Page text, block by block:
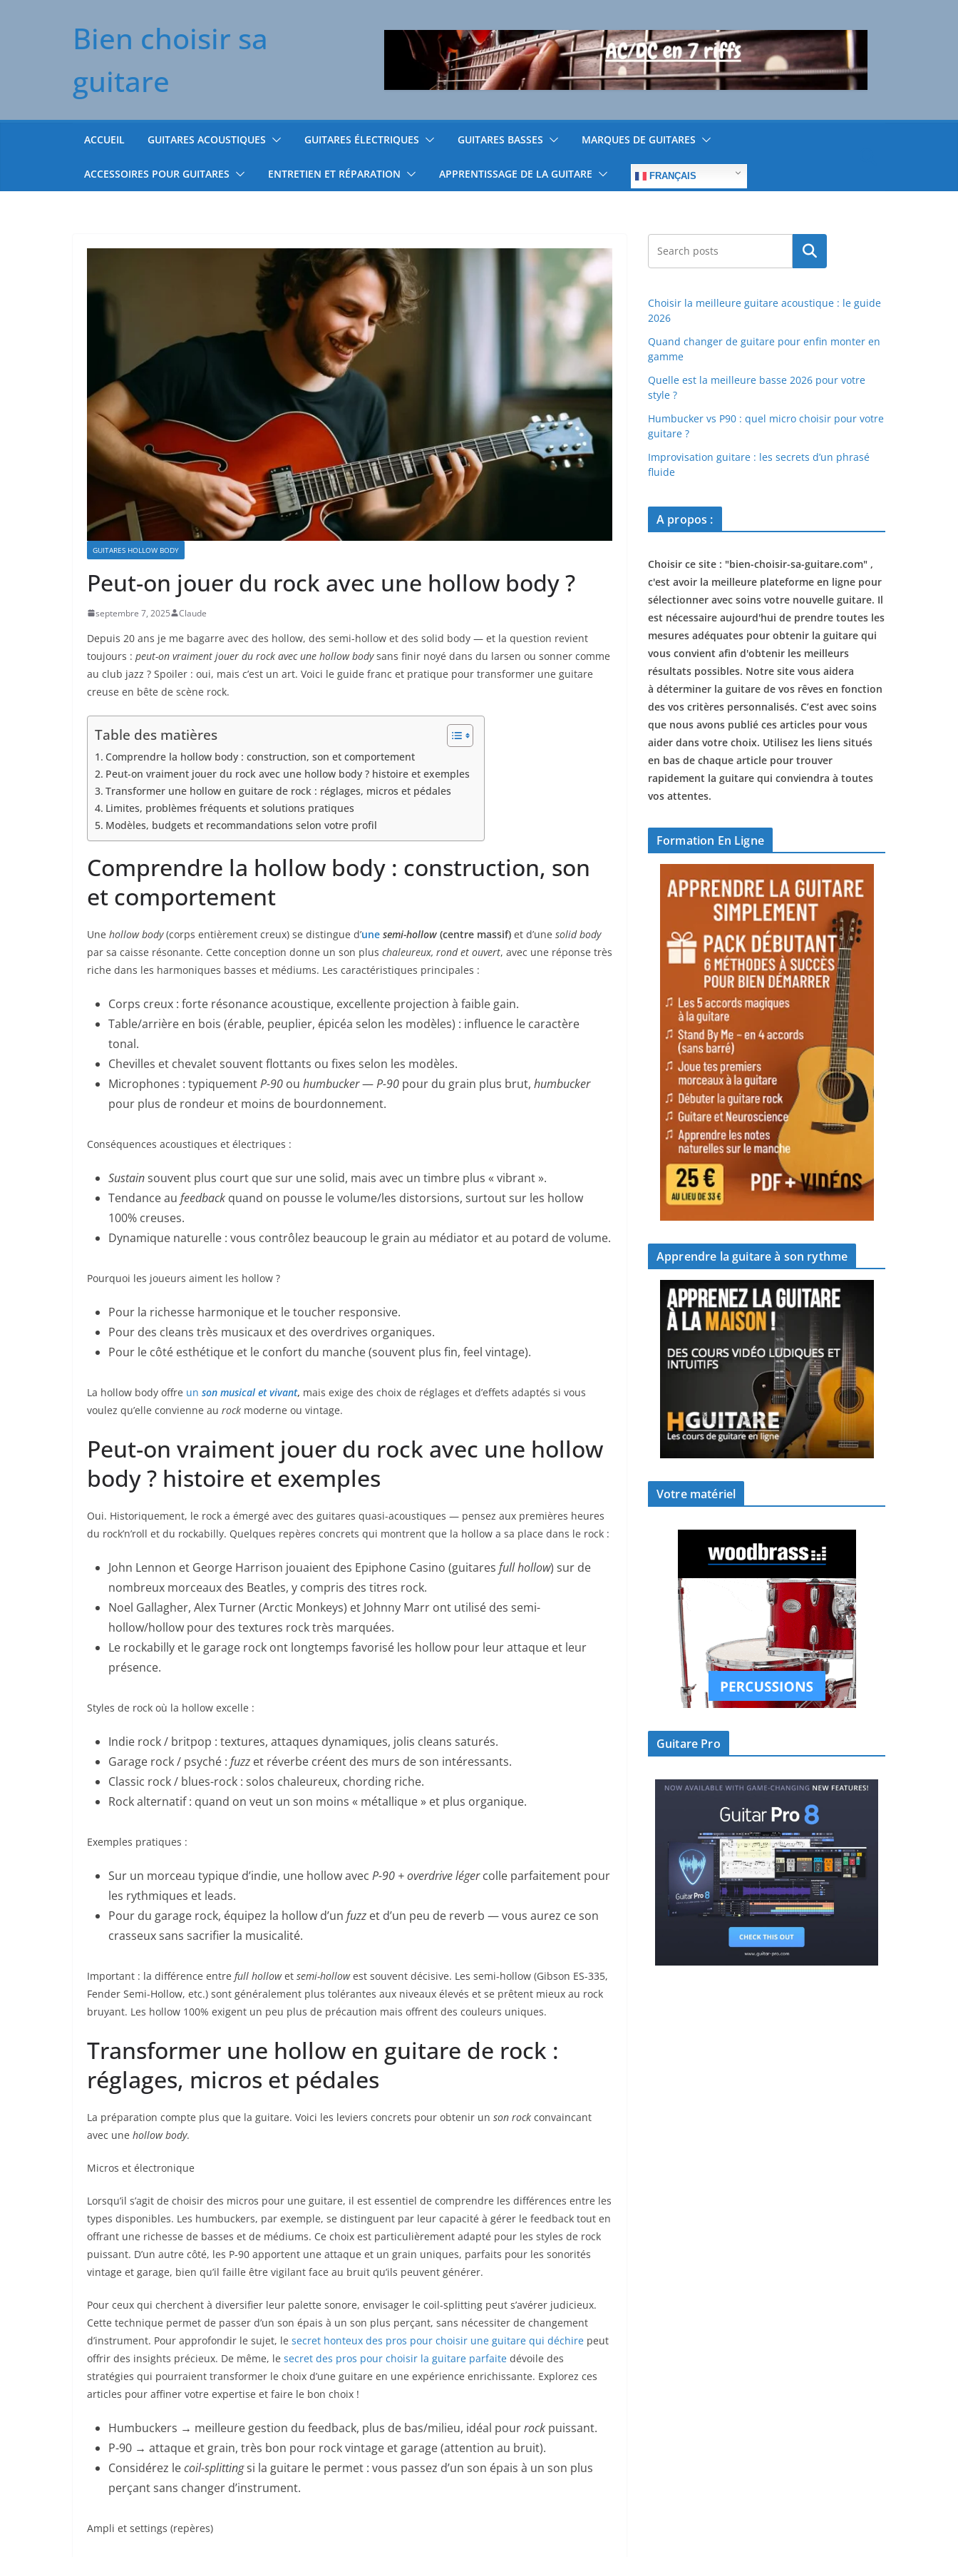
Bien choisir sa
guitare
ACCUEIL GUITARES ACOUSTIQUES GUITARES ÉLECTRIQUES GUITARES BASSES MARQUES DE GUITARES
ACCESSOIRES POUR GUITARES ENTRETIEN ET RÉPARATION APPRENTISSAGE DE LA GUITARE FRANÇAIS
GUITARES HOLLOW BODY
Peut-on jouer du rock avec une hollow body ?
septembre 7, 2025 Claude
Depuis 20 ans je me bagarre avec des hollow, des semi-hollow et des solid body — et la question revient
toujours : peut-on vraiment jouer du rock avec une hollow bodysans finir noyé dans du larsen ou sonner comme
au club jazz ? Spoiler : oui, mais c’est un art. Voici le guide franc et pratique pour transformer une guitare
creuse en bête de scène rock.
Table des matières
Comprendre la hollow body : construction, son et comportement
Peut-on vraiment jouer du rock avec une hollow body ? histoire et exemples
Transformer une hollow en guitare de rock : réglages, micros et pédales
Limites, problèmes fréquents et solutions pratiques
Modèles, budgets et recommandations selon votre profil
Comprendre la hollow body : construction, son
et comportement
Une hollow body(corps entièrement creux) se distingue d’une semi-hollow (centre massif) et d’une solid body
par sa caisse résonante. Cette conception donne un son plus chaleureux, rond et ouvert, avec une réponse très
riche dans les harmoniques basses et médiums. Les caractéristiques principales :
Corps creux : forte résonance acoustique, excellente projection à faible gain.
Table/arrière en bois (érable, peuplier, épicéa selon les modèles) : influence le caractère
tonal.
Chevilles et chevalet souvent flottants ou fixes selon les modèles.
Microphones : typiquementP-90 ou humbucker—P-90 pour du grain plus brut, humbucker
pour plus de rondeur et moins de bourdonnement.
Conséquences acoustiques et électriques :
Sustainsouvent plus court que sur une solid, mais avec un timbre plus « vibrant ».
Tendance au feedback quand on pousse le volume/les distorsions, surtout sur les hollow
100% creuses.
Dynamique naturelle : vous contrôlez beaucoup le grain au médiator et au potard de volume.
Pourquoi les joueurs aiment les hollow ?
Pour la richesse harmonique et le toucher responsive.
Pour des cleans très musicaux et des overdrives organiques.
Pour le côté esthétique et le confort du manche (souvent plus fin, feel vintage).
La hollow body offre un son musical et vivant, mais exige des choix de réglages et d’effets adaptés si vous
voulez qu’elle convienne au rock moderne ou vintage.
Peut-on vraiment jouer du rock avec une hollow
body ? histoire et exemples
Oui. Historiquement, le rock a émergé avec des guitares quasi-acoustiques — pensez aux premières heures
du rock’n’roll et du rockabilly. Quelques repères concrets qui montrent que la hollow a sa place dans le rock :
John Lennon et George Harrison jouaient des Epiphone Casino (guitares full hollow) sur de
nombreux morceaux des Beatles, y compris des titres rock.
Noel Gallagher, Alex Turner (Arctic Monkeys) et Johnny Marr ont utilisé des semi-
hollow/hollow pour des textures rock très marquées.
Le rockabilly et le garage rock ont longtemps favorisé les hollow pour leur attaque et leur
présence.
Styles de rock où la hollow excelle :
Indie rock / britpop : textures, attaques dynamiques, jolis cleans saturés.
Garage rock / psyché : fuzz et réverbe créent des murs de son intéressants.
Classic rock / blues-rock : solos chaleureux, chording riche.
Rock alternatif : quand on veut un son moins « métallique » et plus organique.
Exemples pratiques :
Sur un morceau typique d’indie, une hollow avec P-90 + overdrive légercolle parfaitement pour
les rythmiques et leads.
Pour du garage rock, équipez la hollow d’un fuzz et d’un peu de reverb — vous aurez ce son
crasseux sans sacrifier la musicalité.
Important : la différence entre full hollowet semi-hollowest souvent décisive. Les semi-hollow (Gibson ES-335,
Fender Semi-Hollow, etc.) sont généralement plus tolérantes aux niveaux élevés et se prêtent mieux au rock
bruyant. Les hollow 100% exigent un peu plus de précaution mais offrent des couleurs uniques.
Transformer une hollow en guitare de rock :
réglages, micros et pédales
La préparation compte plus que la guitare. Voici les leviers concrets pour obtenir un son rock convaincant
avec une hollow body.
Micros et électronique
Lorsqu’il s’agit de choisir des micros pour une guitare, il est essentiel de comprendre les différences entre les
types disponibles. Les humbuckers, par exemple, se distinguent par leur capacité à gérer le feedback tout en
offrant une richesse de basses et de médiums. Ce choix est particulièrement adapté pour les styles de rock
puissant. D’un autre côté, les P-90 apportent une attaque et un grain uniques, parfaits pour les sonorités
vintage et garage, bien qu’il faille être vigilant face au bruit qu’ils peuvent générer.
Pour ceux qui cherchent à diversifier leur palette sonore, envisager le coil-splitting peut s’avérer judicieux.
Cette technique permet de passer d’un son épais à un son plus perçant, sans nécessiter de changement
d’instrument. Pour approfondir le sujet, le secret honteux des pros pour choisir une guitare qui déchire peut
offrir des insights précieux. De même, le secret des pros pour choisir la guitare parfaite dévoile des
stratégies qui pourraient transformer le choix d’une guitare en une expérience enrichissante. Explorez ces
articles pour affiner votre expertise et faire le bon choix !
Humbuckers → meilleure gestion du feedback, plus de bas/milieu, idéal pourrock puissant.
P-90 → attaque et grain, très bon pour rock vintage et garage (attention au bruit).
Considérez lecoil-splittingsi la guitare le permet : vous passez d’un son épais à un son plus
perçant sans changer d’instrument.
Ampli et settings (repères)
Rechercher
Choisir la meilleure guitare acoustique : le guide
2026
Quand changer de guitare pour enfin monter en
gamme
Quelle est la meilleure basse 2026 pour votre
style ?
Humbucker vs P90 : quel micro choisir pour votre
guitare ?
Improvisation guitare : les secrets d’un phrasé
fluide
A propos :
Choisir ce site : "bien-choisir-sa-guitare.com" ,
c'est avoir la meilleure plateforme en ligne pour
sélectionner avec soins votre nouvelle guitare. Il
est nécessaire aujourd'hui de prendre toutes les
mesures adéquates pour obtenir la guitare qui
vous convient afin d'obtenir les meilleurs
résultats possibles. Notre site vous aidera
à déterminer la guitare de vos rêves en fonction
des vos critères personnalisés. C’est avec soins
que nous avons publié ces articles pour vous
aider dans votre choix. Utilisez les liens situés
en bas de chaque article pour trouver
rapidement la guitare qui conviendra à toutes
vos attentes.
Formation En Ligne
Apprendre la guitare à son rythme
Votre matériel
Guitare Pro